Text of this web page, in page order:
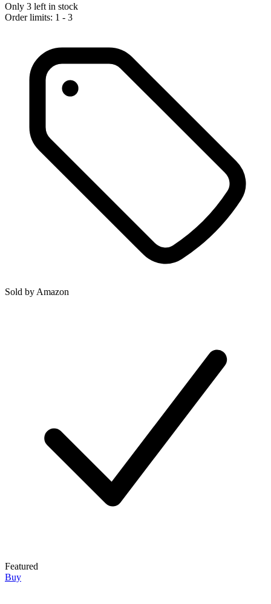
Only 3 left in stock
Order limits: 1 - 3
Sold by Amazon
Featured
Buy